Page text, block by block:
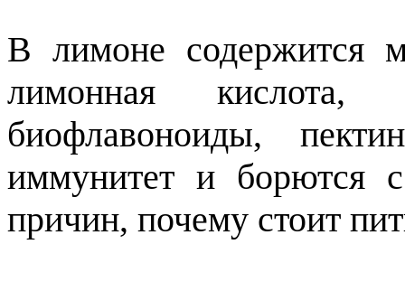
В лимоне содержится
лимонная
биофлавоноиды,
иммунитет и борются
причин, почему стоит